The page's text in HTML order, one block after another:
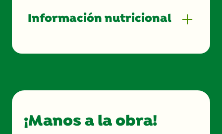
Información nutricional
Fat (g)
¡Manos a la obra!